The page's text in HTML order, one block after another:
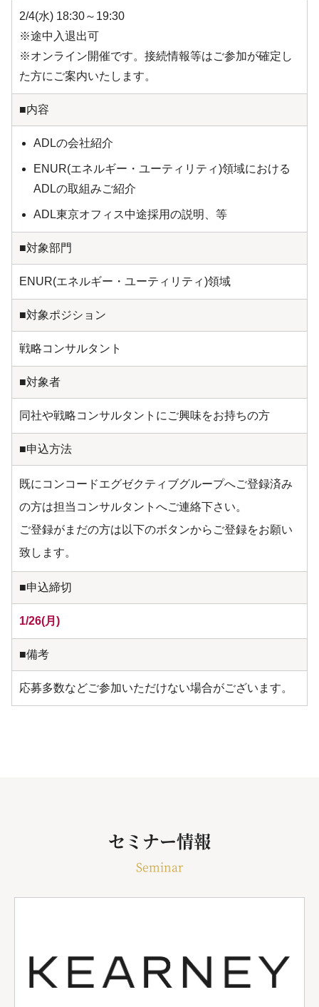
2/4(水) 18:30～19:30
※途中入退出可
※オンライン開催です。接続情報等はご参加が確定し
た方にご案内いたします。
■内容
ADLの会社紹介
ENUR(エネルギー・ユーティリティ)領域における
ADLの取組みご紹介
ADL東京オフィス中途採用の説明、等
■対象部門
ENUR(エネルギー・ユーティリティ)領域
■対象ポジション
戦略コンサルタント
■対象者
同社や戦略コンサルタントにご興味をお持ちの方
■申込方法
既にコンコードエグゼクティブグループへご登録済み
の方は担当コンサルタントへご連絡下さい。
ご登録がまだの方は以下のボタンからご登録をお願い
致します。
■申込締切
1/26(月)
■備考
応募多数などご参加いただけない場合がございます。
セミナー情報
Seminar